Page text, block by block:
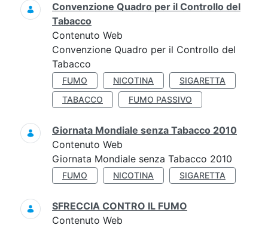
Convenzione Quadro per il Controllo del
Tabacco
Contenuto Web
Convenzione Quadro per il Controllo del
Tabacco
FUMO NICOTINA
SIGARETTA
TABACCO
FUMO PASSIVO
Giornata Mondiale senza Tabacco 2010
Contenuto Web
Giornata Mondiale senza Tabacco 2010
FUMO NICOTINA SIGARETTA
SFRECCIA CONTRO IL FUMO
Contenuto Web